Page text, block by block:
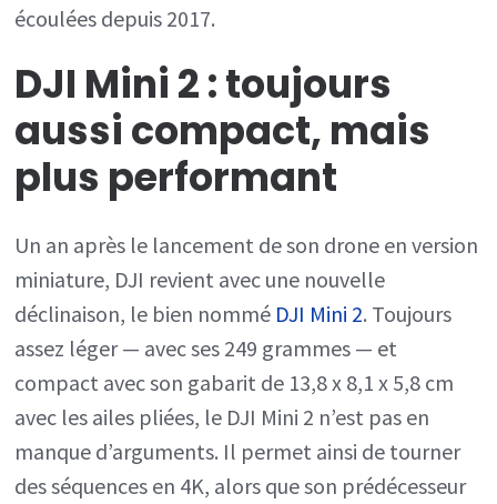
écoulées depuis 2017.
DJI Mini 2 : toujours
aussi compact, mais
plus performant
Un an après le lancement de son drone en version
miniature, DJI revient avec une nouvelle
déclinaison, le bien nommé DJI Mini 2. Toujours
assez léger — avec ses 249 grammes — et
compact avec son gabarit de 13,8 x 8,1 x 5,8 cm
avec les ailes pliées, le DJI Mini 2 n’est pas en
manque d’arguments. Il permet ainsi de tourner
des séquences en 4K, alors que son prédécesseur